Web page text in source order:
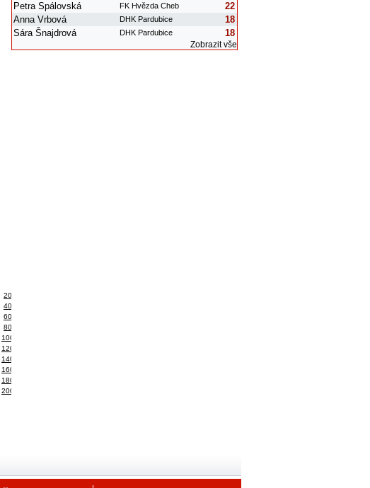
20
40
60
80
100
120
140
160
180
200
Petra Spálovská FK Hvězda Cheb
22
Anna Vrbová
DHK Pardubice
18
Sára Šnajdrová
DHK Pardubice 18
Zobrazit vše